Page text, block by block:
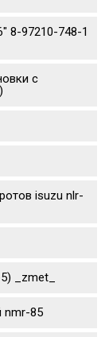
8-97210-748-1
с
isuzu nlr-
_zmet_
nmr-85